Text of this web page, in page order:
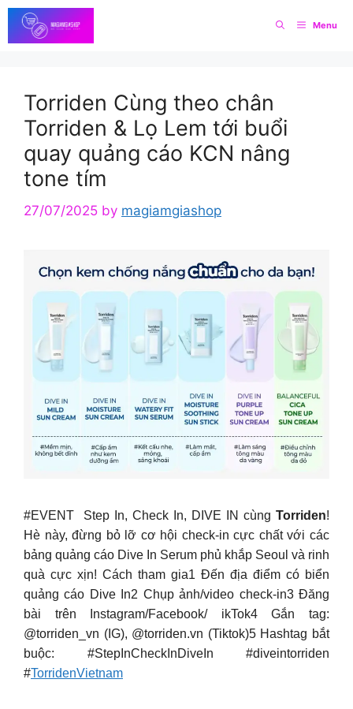
Skip
to
content
Menu
Torriden Cùng theo chân
Torriden & Lọ Lem tới buổi
quay quảng cáo KCN nâng
tone tím
27/07/2025 by magiamgiashop
#EVENT Step In, Check In, DIVE IN cùng Torriden!
Hè này, đừng bỏ lỡ cơ hội check-in cực chất với các
bảng quảng cáo Dive In Serum phủ khắp Seoul và rinh
quà cực xịn! Cách tham gia1️ Đến địa điểm có biển
quảng cáo Dive In2️ Chụp ảnh/video check-in3️ Đăng
bài trên Instagram/Facebook/ ikTok4️ Gắn tag:
@torriden_vn (IG), @torriden.vn (Tiktok)5️ Hashtag bắt
buộc: #StepInCheckInDiveIn #diveintorriden
#TorridenVietnam